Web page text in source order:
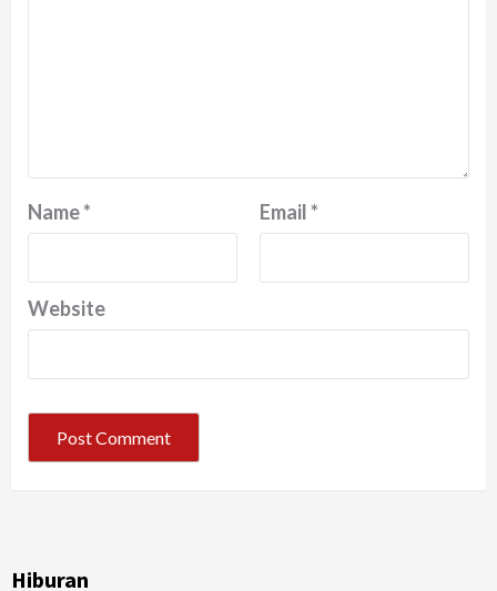
Name* Email*
Website
Hiburan